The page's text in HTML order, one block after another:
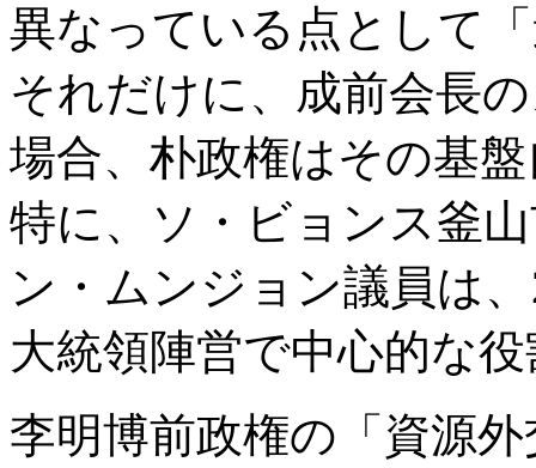
異なっている点として
それだけに、成前会長
場合、朴政権はその基
特に、ソ・ビョンス釜
ン・ムンジョン議員は
大統領陣営で中心的な
李明博前政権の「資源